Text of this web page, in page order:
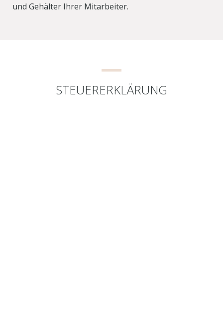
und Gehälter Ihrer Mitarbeiter.
STEUERERKLÄRUNG